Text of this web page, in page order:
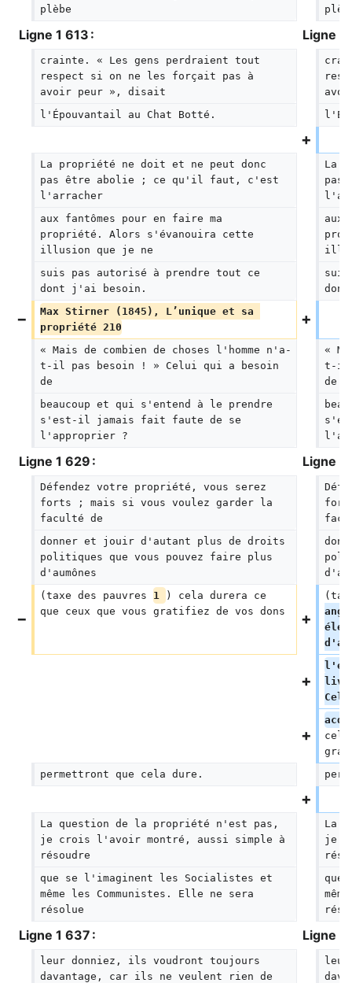
plèbe
Ligne 1 613 : Ligne 1
crainte. « Les gens perdraient tout
respect si on ne les forçait pas à
avoir peur », disait
l'Épouvantail au Chat Botté.
La propriété ne doit et ne peut donc
pas être abolie ; ce qu'il faut, c'est
l'arracher
La
aux fantômes pour en faire ma
propriété. Alors s'évanouira cette
illusion que je ne
aux
suis pas autorisé à prendre tout ce
dont j'ai besoin.
Max Stirner (1845), L’unique et sa
propriété 210
« Mais de combien de choses l'homme n'a-
t-il pas besoin ! » Celui qui a besoin
de
«
t-il
de
beaucoup et qui s'entend à le prendre
s'est-il jamais fait faute de se
l'approprier ?
Ligne 1 629 : Ligne 1
Défendez votre propriété, vous serez
forts ; mais si vous voulez garder la
faculté de
donner et jouir d'autant plus de droits
politiques que vous pouvez faire plus
d'aumônes
(taxe des pauvres 1
) cela durera ce
que ceux que vous gratifiez de vos dons
permettront que cela dure.
La question de la propriété n'est pas,
je crois l'avoir montré, aussi simple à
résoudre
La
je
que se l'imaginent les Socialistes et
même les Communistes. Elle ne sera
résolue
Ligne 1 637 : Ligne 1
leur donniez, ils voudront toujours
davantage, car ils ne veulent rien de